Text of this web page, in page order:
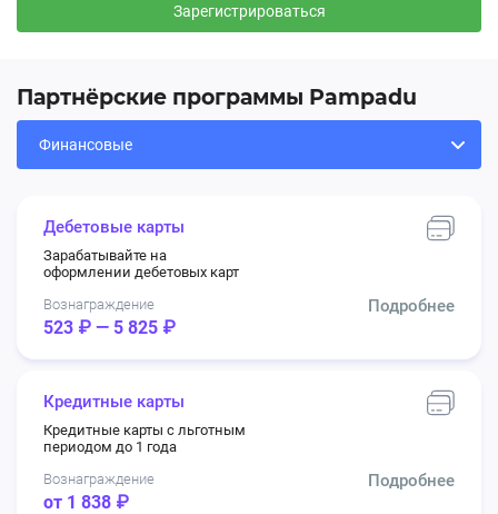
Зарегистрироваться
Партнёрские программы Pampadu
Дебетовые карты
Зарабатывайте на
оформлении дебетовых карт
Вознаграждение
523 ₽ — 5 825 ₽
Подробнее
Кредитные карты
Кредитные карты с льготным
периодом до 1 года
Вознаграждение
от 1 838 ₽
Подробнее